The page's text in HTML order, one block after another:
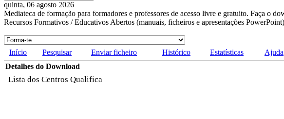
quinta, 06 agosto 2026
Mediateca de formação para formadores e professores de acesso livre e gratuito. Faça o
Recursos Formativos / Educativos Abertos (manuais, ficheiros e apresentações
Início Pesquisar Enviar ficheiro Histórico Estatísticas Ajuda
Detalhes do Download
Lista dos Centros Qualifica